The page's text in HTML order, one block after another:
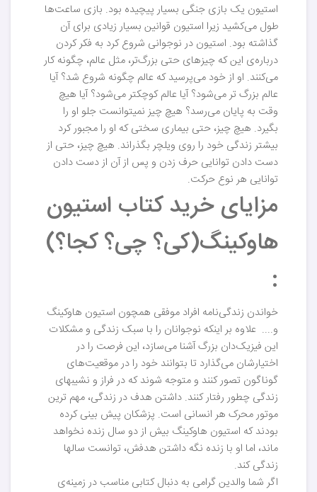
استیون یک بازی جنگی بسیار پیچیده بود. بازی ساعت‌ها
طول می‌کشید زیرا استیون قوانین بسیار زیادی برای آن
گذاشته بود. استیون در نوجوانی شروع کرد به فکر کردن
درباره‌ی این که چیزهای حتی بزرگ‌تر، مثل عالم، چگونه کار
می‌کنند. او از خود می‌پرسید که عالم چگونه شروع شد؟ آیا
عالم بزرگ تر می‌شود؟ آیا عالم کوچکتر می‌شود؟ آیا هیچ
وقت به پایان می‌رسد؟ هیچ چیز نمی‎توانست جلو او را
بگیرد. هیچ چیز، حتی بیماری سختی که او را مجبور کرد
بیشتر زندگی خود را روی ویلچر بگذراند. هیچ چیز، حتی از
دست دادن توانایی حرف زدن و پس از آن از دست دادن
توانایی هر نوع حرکت.
مزایای خرید کتاب استیون
هاوکینگ(کی؟ چی؟ کجا؟)
:
خواندن زندگی‌نامه افراد موفقی همچون استیون هاوکینگ
و.... علاوه بر اینکه نوجوانان را با سبک زندگی و مشکلات
این فیزیک‌دان بزرگ آشنا می‌سازد، این فرصت را در
اختیارشان می‌گذارد تا بتوانند خود را در موقعیت‌های
گوناگون تصور کنند و متوجه شوند که در فراز و نشیبهای
زندگی چطور رفتار کنند. داشتن هدف در زندگی، مهم ترین
موتور محرک هر انسانی است. پزشکان پیش بینی کرده
بودند که استیون هاوکینگ بیش از دو سال زنده نخواهد
ماند، اما او با زنده نگه داشتن هدفش، توانست سالها
زندگی کند.
اگر شما والدین گرامی به دنبال کتابی مناسب در زمینه‌ی